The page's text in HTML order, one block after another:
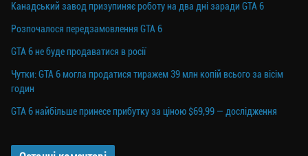
Канадський завод призупиняє роботу на два дні заради GTA 6
Розпочалося передзамовлення GTA 6
GTA 6 не буде продаватися в росії
Чутки: GTA 6 могла продатися тиражем 39 млн копій всього за вісім
годин
GTA 6 найбільше принесе прибутку за ціною $69,99 — дослідження